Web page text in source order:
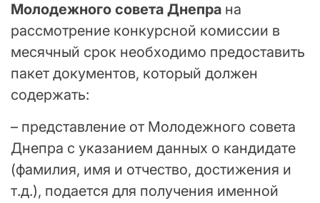
Молодежного совета Днепра на
рассмотрение конкурсной комиссии в
месячный срок необходимо предоставить
пакет документов, который должен
содержать:
– представление от Молодежного совета
Днепра с указанием данных о кандидате
(фамилия, имя и отчество, достижения и
т.д.), подается для получения именной